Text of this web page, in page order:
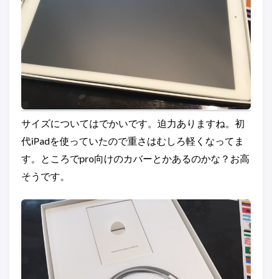
サイズについてはでかいです。迫力ありますね。初
代iPadを使っていたので重さはむしろ軽くなってま
す。ところでpro向けのカバーとかあるのかな？お高
そうです。